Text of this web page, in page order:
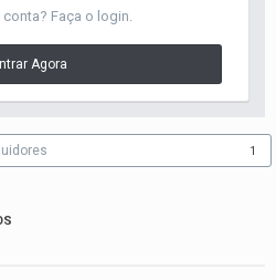
Faça o login.
Agora
1